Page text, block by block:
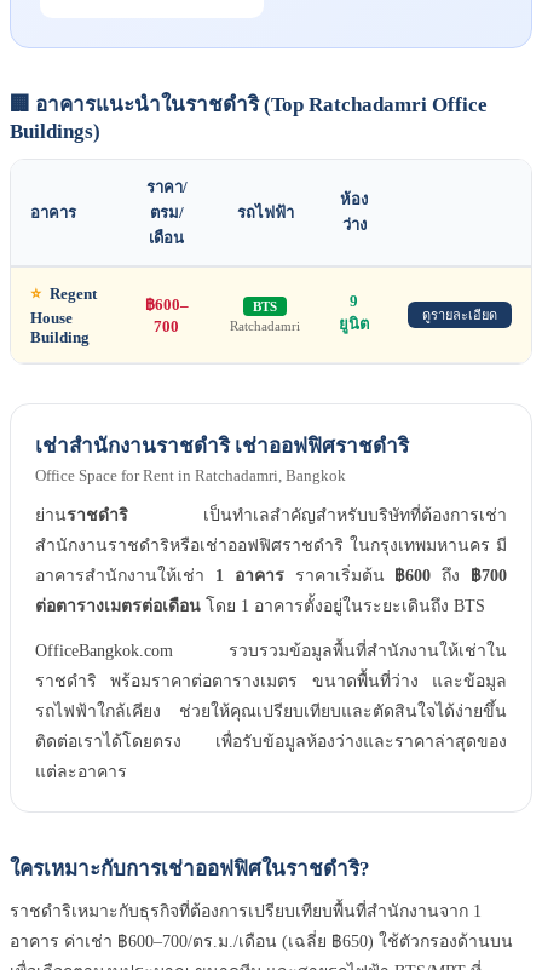
🏢 อาคารแนะนำในราชดำริ (Top Ratchadamri Office
Buildings)
อาคาร
ราคา/
ตรม/
เดือน
รถไฟฟ้า
ห้อง
ว่าง
⭐ Regent
House
Building
฿600–
700
BTS
Ratchadamri
9
ยูนิต
ดูรายละเอียด
เช่าสำนักงานราชดำริ เช่าออฟฟิศราชดำริ
Office Space for Rent in Ratchadamri, Bangkok
ย่านราชดำริ เป็นทำเลสำคัญสำหรับบริษัทที่ต้องการเช่า
สำนักงานราชดำริหรือเช่าออฟฟิศราชดำริ ในกรุงเทพมหานคร มี
อาคารสำนักงานให้เช่า 1 อาคารราคาเริ่มต้น ฿600 ถึง
฿700
ต่อตารางเมตรต่อเดือน โดย 1 อาคารตั้งอยู่ในระยะเดินถึง BTS
OfficeBangkok.com รวบรวมข้อมูลพื้นที่สำนักงานให้เช่าใน
ราชดำริ พร้อมราคาต่อตารางเมตร ขนาดพื้นที่ว่าง และข้อมูล
รถไฟฟ้าใกล้เคียง ช่วยให้คุณเปรียบเทียบและตัดสินใจได้ง่ายขึ้น
ติดต่อเราได้โดยตรง เพื่อรับข้อมูลห้องว่างและราคาล่าสุดของ
แต่ละอาคาร
ใครเหมาะกับการเช่าออฟฟิศในราชดำริ?
ราชดำริเหมาะกับธุรกิจที่ต้องการเปรียบเทียบพื้นที่สำนักงานจาก 1
อาคาร ค่าเช่า ฿600–700/ตร.ม./เดือน (เฉลี่ย ฿650) ใช้ตัวกรองด้านบน